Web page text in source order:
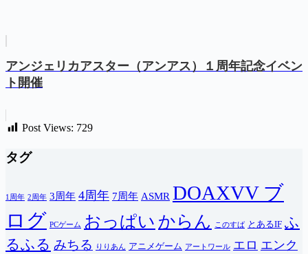
アンジェリカアスター（アンアス）１周年記念イベン
ト開催
Post Views: 729
タグ
1周年 2周年 3周年 4周年 7周年 ASMR DOAXVV ブ
ログ PCゲーム おっぱい からん このすば とあるIF ふ
るふる みちる りりあん アニメゲーム アートワール エロ エンク